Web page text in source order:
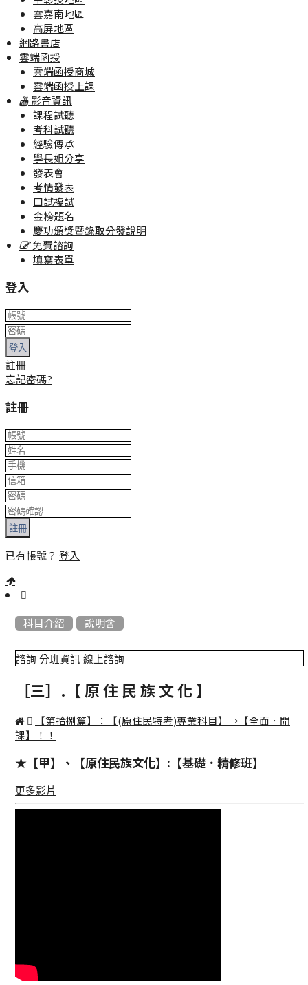
雲嘉南地區
高屏地區
網路書店
雲端函授
雲端函授商城
雲端函授上課
影音資訊
課程試聽
考科試聽
經驗傳承
學長姐分享
發表會
考情發表
口試複試
金榜題名
慶功頒獎暨錄取分發說明
免費諮詢
填寫表單
登入
登入
註冊
忘記密碼?
註冊
註冊
已有帳號？ 登入
::: 科目介紹 說明會
諮詢 分班資訊 線上諮詢
［三］.【 原 住 民 族 文 化 】
【第拾捌篇】：【(原住民特考)專業科目】→【全面．開
課】！！
★【甲】、【原住民族文化】:【基礎．精修班】
更多影片